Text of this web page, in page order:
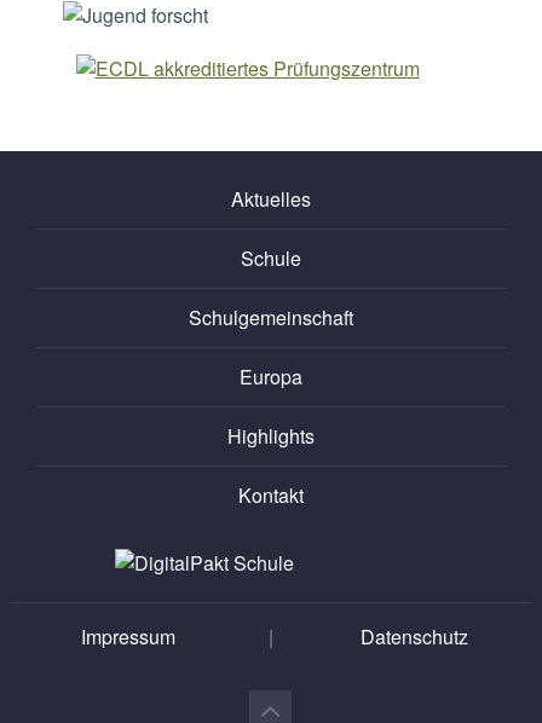
Aktuelles
Schule
Schulgemeinschaft
Europa
Highlights
Kontakt
Impressum | Datenschutz